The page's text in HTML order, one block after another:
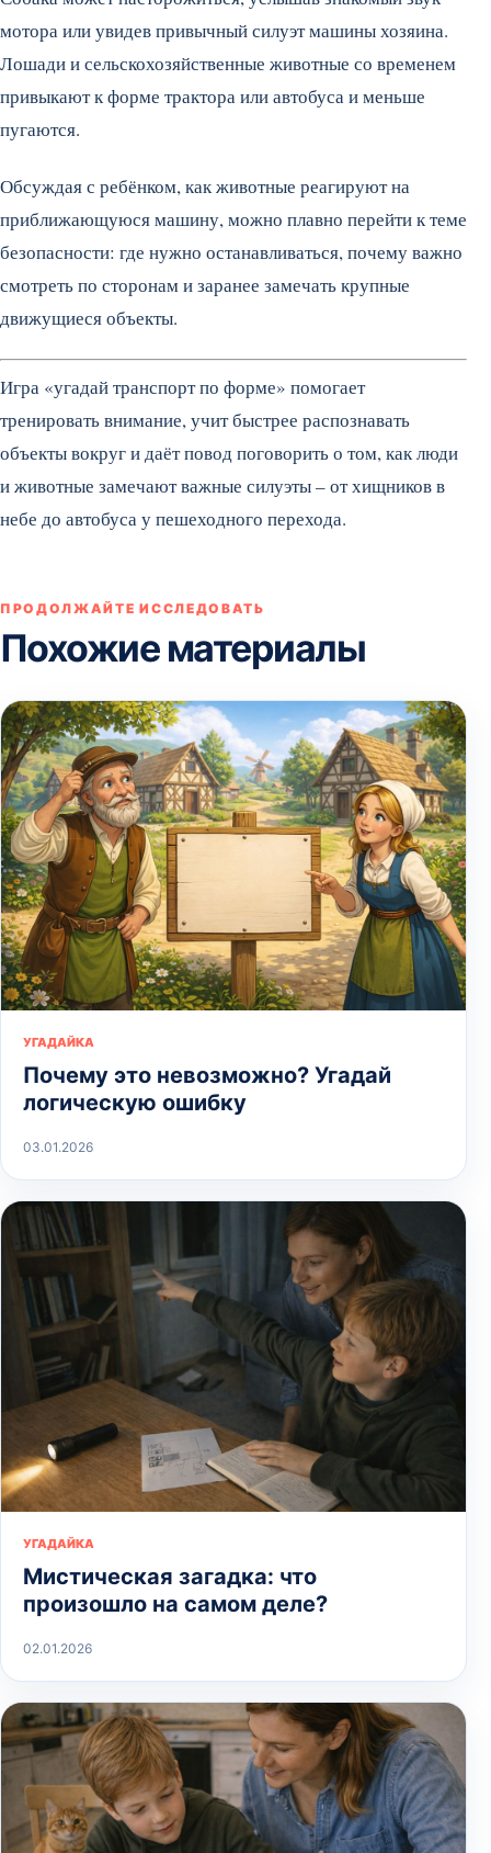
мотора или увидев привычный силуэт машины хозяина.
Лошади и сельскохозяйственные животные со временем
привыкают к форме трактора или автобуса и меньше
пугаются.
Обсуждая с ребёнком, как животные реагируют на
приближающуюся машину, можно плавно перейти к теме
безопасности: где нужно останавливаться, почему важно
смотреть по сторонам и заранее замечать крупные
движущиеся объекты.
Игра «угадай транспорт по форме» помогает
тренировать внимание, учит быстрее распознавать
объекты вокруг и даёт повод поговорить о том, как люди
и животные замечают важные силуэты – от хищников в
небе до автобуса у пешеходного перехода.
ПРОДОЛЖАЙТЕ ИССЛЕДОВАТЬ
Похожие материалы
УГАДАЙКА
Почему это невозможно? Угадай
логическую ошибку
03.01.2026
УГАДАЙКА
Мистическая загадка: что
произошло на самом деле?
02.01.2026